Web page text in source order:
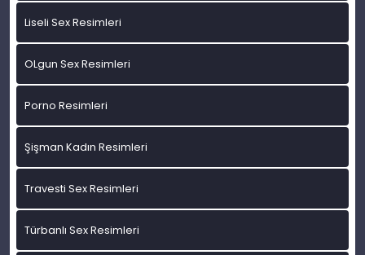
Liseli Sex Resimleri
OLgun Sex Resimleri
Porno Resimleri
Şişman Kadın Resimleri
Travesti Sex Resimleri
Türbanlı Sex Resimleri